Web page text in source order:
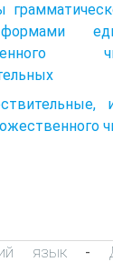
язык-